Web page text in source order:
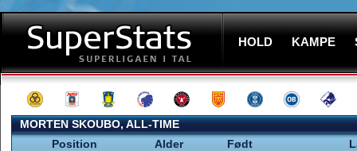
HOLD KAMPE
MORTEN SKOUBO, ALL-TIME
Position
Alder Født